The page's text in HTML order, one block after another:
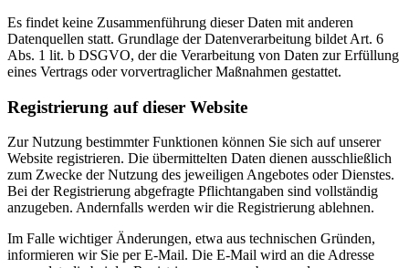
Es findet keine Zusammenführung dieser Daten mit anderen
Datenquellen statt. Grundlage der Datenverarbeitung bildet Art. 6
Abs. 1 lit. b DSGVO, der die Verarbeitung von Daten zur Erfüllung
eines Vertrags oder vorvertraglicher Maßnahmen gestattet.
Registrierung auf dieser Website
Zur Nutzung bestimmter Funktionen können Sie sich auf unserer
Website registrieren. Die übermittelten Daten dienen ausschließlich
zum Zwecke der Nutzung des jeweiligen Angebotes oder Dienstes.
Bei der Registrierung abgefragte Pflichtangaben sind vollständig
anzugeben. Andernfalls werden wir die Registrierung ablehnen.
Im Falle wichtiger Änderungen, etwa aus technischen Gründen,
informieren wir Sie per E-Mail. Die E-Mail wird an die Adresse